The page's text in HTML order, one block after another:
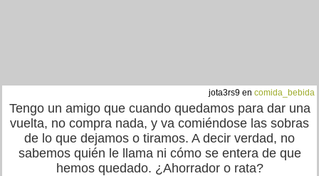
jota3rs9 en comida_bebida
Tengo un amigo que cuando quedamos para dar una
vuelta, no compra nada, y va comiéndose las sobras
de lo que dejamos o tiramos. A decir verdad, no
sabemos quién le llama ni cómo se entera de que
hemos quedado. ¿Ahorrador o rata?